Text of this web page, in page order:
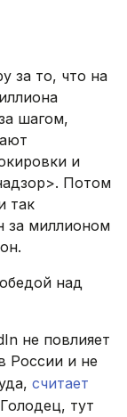
за то, что на
шагом,
и
Потом
так
за миллионом
над
не повлияет
России и не
считает
тут